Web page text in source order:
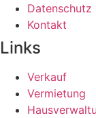
Datenschutz
Kontakt
Links
Verkauf
Vermietung